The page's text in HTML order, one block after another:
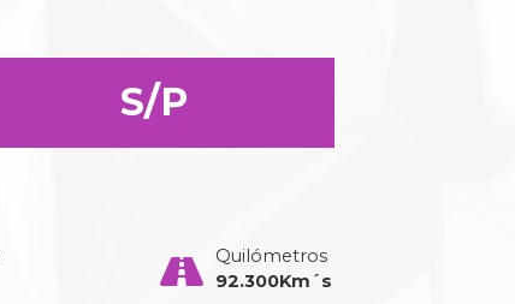
S/P
Quilómetros
92.300Km´s